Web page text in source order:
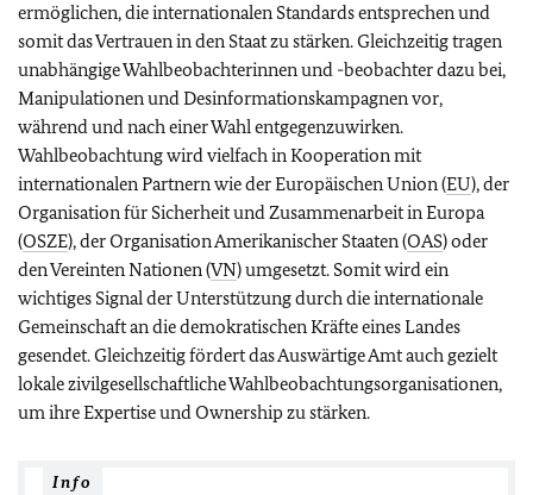
ermöglichen, die internationalen Standards entsprechen und
somit das Vertrauen in den Staat zu stärken. Gleichzeitig tragen
unabhängige Wahlbeobachterinnen und -beobachter dazu bei,
Manipulationen und Desinformationskampagnen vor,
während und nach einer Wahl entgegenzuwirken.
Wahlbeobachtung wird vielfach in Kooperation mit
internationalen Partnern wie der Europäischen Union (EU), der
Organisation für Sicherheit und Zusammenarbeit in Europa
(OSZE), der Organisation Amerikanischer Staaten (OAS) oder
den Vereinten Nationen (VN) umgesetzt. Somit wird ein
wichtiges Signal der Unterstützung durch die internationale
Gemeinschaft an die demokratischen Kräfte eines Landes
gesendet. Gleichzeitig fördert das Auswärtige Amt auch gezielt
lokale zivilgesellschaftliche Wahlbeobachtungsorganisationen,
um ihre Expertise und Ownership zu stärken.
Info